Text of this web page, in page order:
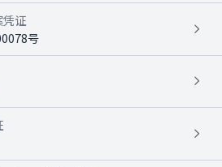
凭证
号